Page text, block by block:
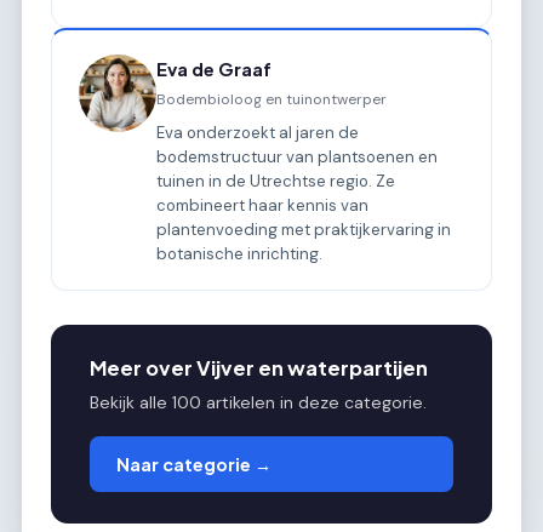
Eva de Graaf
Bodembioloog en tuinontwerper
Eva onderzoekt al jaren de
bodemstructuur van plantsoenen en
tuinen in de Utrechtse regio. Ze
combineert haar kennis van
plantenvoeding met praktijkervaring in
botanische inrichting.
Meer over Vijver en waterpartijen
Bekijk alle 100 artikelen in deze categorie.
Naar categorie →